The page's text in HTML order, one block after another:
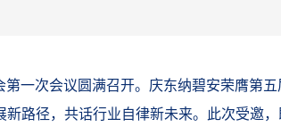
一次会议圆满召开。庆东纳碧安荣膺第
路径，共话行业自律新未来。此次受邀